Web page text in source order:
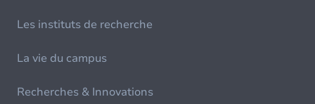
Les instituts de recherche
La vie du campus
Recherches & Innovations